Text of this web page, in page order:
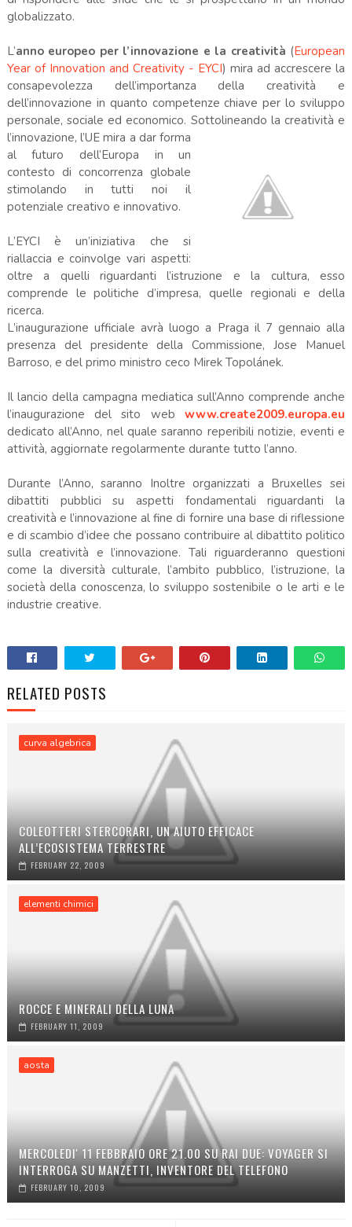
globalizzato.
L’anno europeo per l’innovazione e la creatività (European
Year of Innovation and Creativity - EYCI) mira ad accrescere la
consapevolezza dell’importanza della creatività e
dell’innovazione in quanto competenze chiave per lo sviluppo
personale, sociale ed economico. Sottolineando la creatività e
l’innovazione, l’UE mira a dar forma
al futuro dell’Europa in un
contesto di concorrenza globale
stimolando in tutti noi il
potenziale creativo e innovativo.
L’EYCI è un’iniziativa che si
riallaccia e coinvolge vari aspetti:
oltre a quelli riguardanti l’istruzione e la cultura, esso
comprende le politiche d’impresa, quelle regionali e della
ricerca.
L’inaugurazione ufficiale avrà luogo a Praga il 7 gennaio alla
presenza del presidente della Commissione, Jose Manuel
Barroso, e del primo ministro ceco Mirek Topolánek.
Il lancio della campagna mediatica sull’Anno comprende anche
l’inaugurazione del sito webwww.create2009.europa.eu
dedicato all’Anno, nel quale saranno reperibili notizie, eventi e
attività, aggiornate regolarmente durante tutto l’anno.
Durante l’Anno, saranno Inoltre organizzati a Bruxelles sei
dibattiti pubblici su aspetti fondamentali riguardanti la
creatività e l’innovazione al fine di fornire una base di riflessione
e di scambio d’idee che possano contribuire al dibattito politico
sulla creatività e l’innovazione. Tali riguarderanno questioni
come la diversità culturale, l’ambito pubblico, l’istruzione, la
società della conoscenza, lo sviluppo sostenibile o le arti e le
industrie creative.
RELATED POSTS
curva algebrica
COLEOTTERI STERCORARI, UN AIUTO EFFICACE
ALL’ECOSISTEMA TERRESTRE
FEBRUARY 22, 2009
elementi chimici
ROCCE E MINERALI DELLA LUNA
FEBRUARY 11, 2009
aosta
MERCOLEDI' 11 FEBBRAIO ORE 21.00 SU RAI DUE: VOYAGER SI
INTERROGA SU MANZETTI, INVENTORE DEL TELEFONO
FEBRUARY 10, 2009